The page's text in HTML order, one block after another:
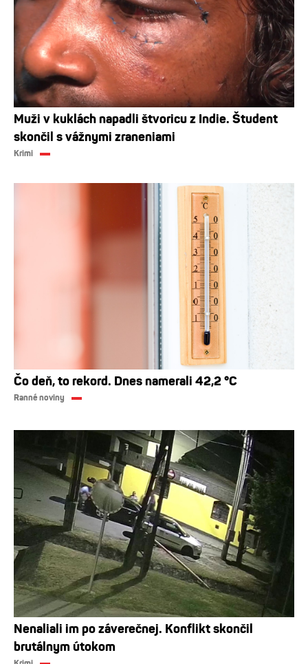
Muži v kuklách napadli štvoricu z Indie. Študent
skončil s vážnymi zraneniami
Krimi
Čo deň, to rekord. Dnes namerali 42,2 °C
Ranné noviny
Nenaliali im po záverečnej. Konflikt skončil
brutálnym útokom